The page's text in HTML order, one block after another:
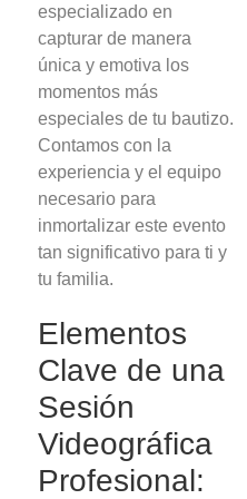
especializado en
capturar de manera
única y emotiva los
momentos más
especiales de tu bautizo.
Contamos con la
experiencia y el equipo
necesario para
inmortalizar este evento
tan significativo para ti y
tu familia.
Elementos
Clave de una
Sesión
Videográfica
Profesional: